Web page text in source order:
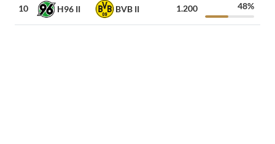
10 H96 II BVB II 1.200 48%